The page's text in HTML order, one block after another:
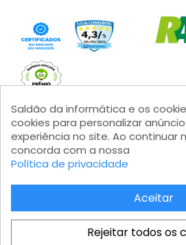
Formas de pagamento
Saldão da informática e os
cookies para personalizar
experiência no site. Ao continuar
concorda com a nossa
Política de privacidade
Aceitar
Rejeitar todos os